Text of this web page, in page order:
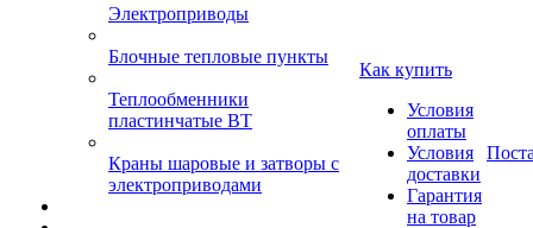
Электроприводы
Блочные тепловые пункты
Теплообменники
пластинчатые ВТ
Краны шаровые и затворы с
электроприводами
Как купить
Условия
оплаты
Условия
доставки
Гарантия
на товар